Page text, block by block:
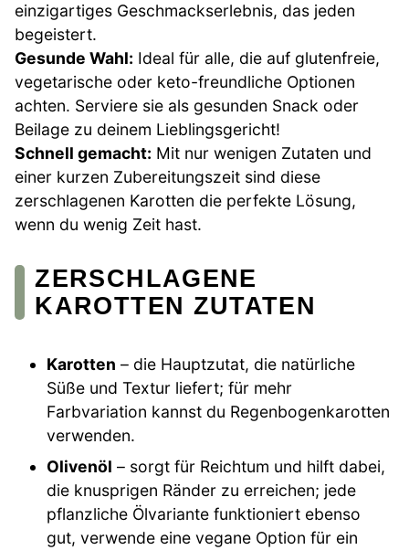
einzigartiges Geschmackserlebnis, das jeden
begeistert.
Gesunde Wahl: Ideal für alle, die auf glutenfreie,
vegetarische oder keto-freundliche Optionen
achten. Serviere sie als gesunden Snack oder
Beilage zu deinem Lieblingsgericht!
Schnell gemacht: Mit nur wenigen Zutaten und
einer kurzen Zubereitungszeit sind diese
zerschlagenen Karotten die perfekte Lösung,
wenn du wenig Zeit hast.
ZERSCHLAGENE
KAROTTEN ZUTATEN
Karotten – die Hauptzutat, die natürliche
Süße und Textur liefert; für mehr
Farbvariation kannst du Regenbogenkarotten
verwenden.
Olivenöl – sorgt für Reichtum und hilft dabei,
die knusprigen Ränder zu erreichen; jede
pflanzliche Ölvariante funktioniert ebenso
gut, verwende eine vegane Option für ein